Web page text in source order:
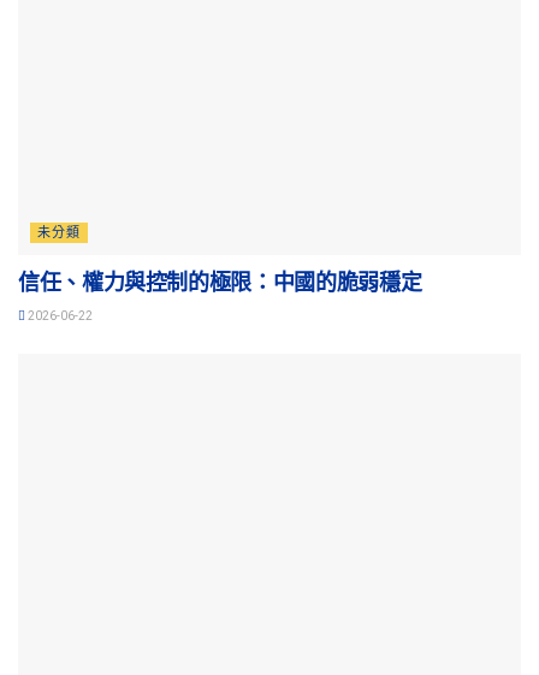
未分類
信任、權力與控制的極限：中國的脆弱穩定
2026-06-22